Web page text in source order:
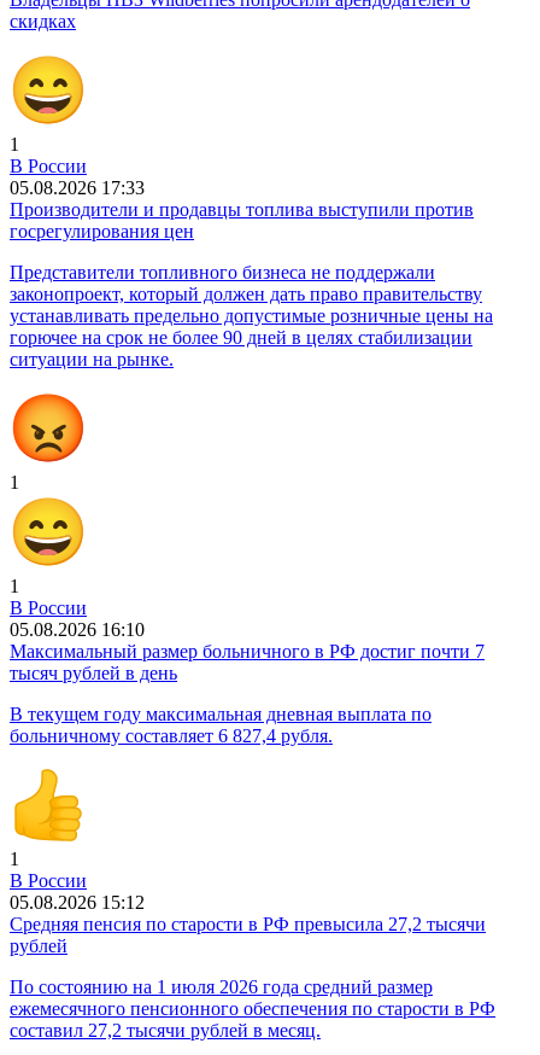
скидках
1
В России
05.08.2026 17:33
Производители и продавцы топлива выступили против
госрегулирования цен
Представители топливного бизнеса не поддержали
законопроект, который должен дать право правительству
устанавливать предельно допустимые розничные цены на
горючее на срок не более 90 дней в целях стабилизации
ситуации на рынке.
1
1
В России
05.08.2026 16:10
Максимальный размер больничного в РФ достиг почти 7
тысяч рублей в день
В текущем году максимальная дневная выплата по
больничному составляет 6 827,4 рубля.
1
В России
05.08.2026 15:12
Средняя пенсия по старости в РФ превысила 27,2 тысячи
рублей
По состоянию на 1 июля 2026 года средний размер
ежемесячного пенсионного обеспечения по старости в РФ
составил 27,2 тысячи рублей в месяц.